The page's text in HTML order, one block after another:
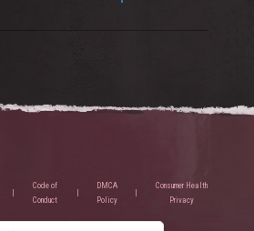
Code of
Conduct
DMCA
Policy
Consumer Health
Privacy